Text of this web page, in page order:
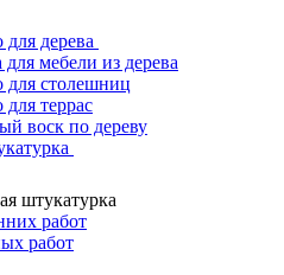
дерева
мебели из дерева
для столешниц
террас
воск по дереву
штукатурка
работ
работ